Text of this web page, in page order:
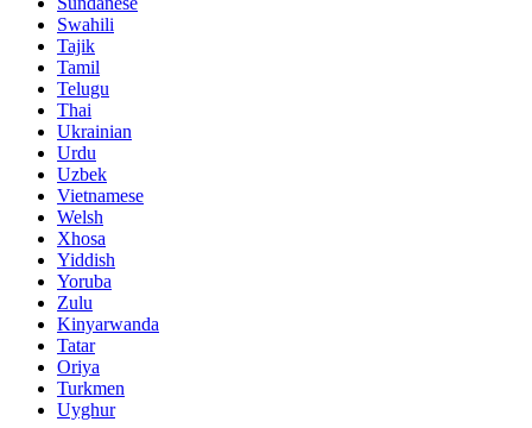
Swahili
Tajik
Tamil
Telugu
Thai
Ukrainian
Urdu
Uzbek
Vietnamese
Welsh
Xhosa
Yiddish
Yoruba
Zulu
Kinyarwanda
Tatar
Oriya
Turkmen
Uyghur